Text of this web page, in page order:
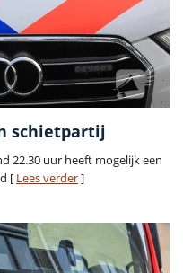
schietpartij
22.30 uur heeft mogelijk een
[ Lees verder]